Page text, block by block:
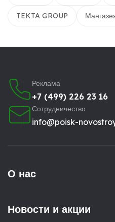
TEKTA GROUP
Реклама
+7 (499) 226 23 16
Сотрудничество
info@poisk-
О нас
Новости и акции